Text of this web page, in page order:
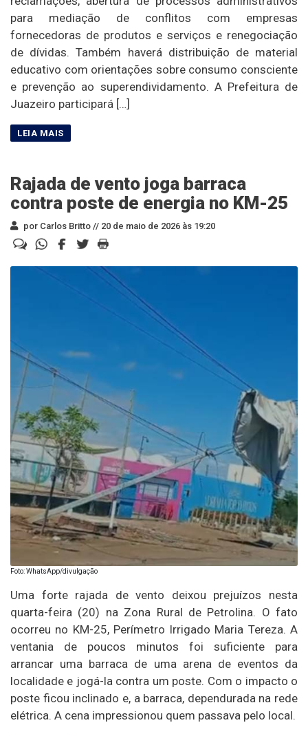
para mediação de conflitos com empresas
fornecedoras de produtos e serviços e renegociação
de dívidas. Também haverá distribuição de material
educativo com orientações sobre consumo consciente
e prevenção ao superendividamento. A Prefeitura de
Juazeiro participará […]
Rajada de vento joga barraca
contra poste de energia no KM-25
por Carlos Britto // 20 de maio de 2026 às 19:20
Foto: WhatsApp/divulgação
Uma forte rajada de vento deixou prejuízos nesta
quarta-feira (20) na Zona Rural de Petrolina. O fato
ocorreu no KM-25, Perímetro Irrigado Maria Tereza. A
ventania de poucos minutos foi suficiente para
arrancar uma barraca de uma arena de eventos da
localidade e jogá-la contra um poste. Com o impacto o
poste ficou inclinado e, a barraca, dependurada na rede
elétrica. A cena impressionou quem passava pelo local.